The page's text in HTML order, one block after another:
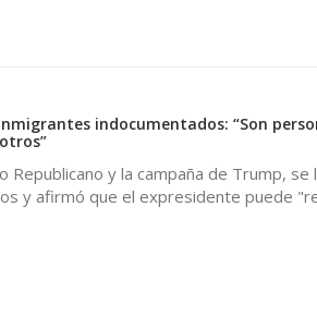
indocumentados: “Son
y la campaña de Trump, se
y afirmó que el expresidente puede